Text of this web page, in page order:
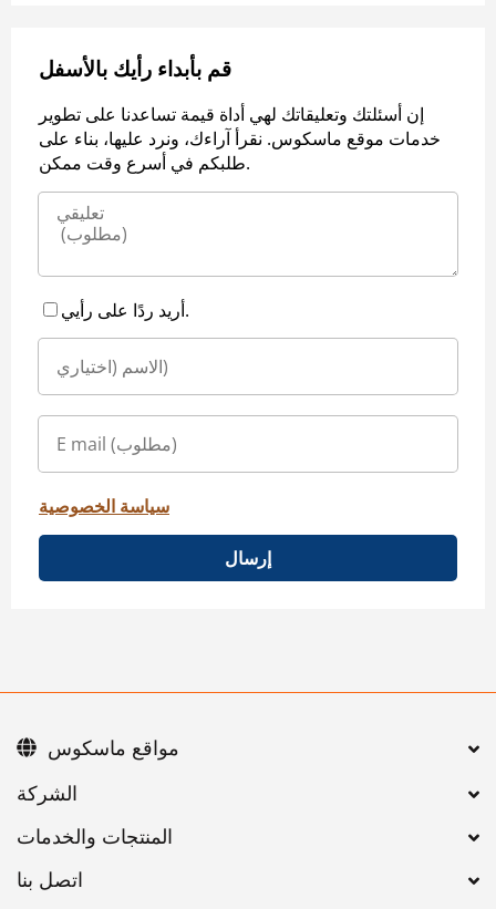
قم بأبداء رأيك بالأسفل
إن أسئلتك وتعليقاتك لهي أداة قيمة تساعدنا على تطوير
خدمات موقع ماسكوس. نقرأ آراءك، ونرد عليها، بناء على
طلبكم في أسرع وقت ممكن.
أريد ردًا على رأيي.
سياسة الخصوصية
إرسال
اتصل بنا
مواقع ماسكوس